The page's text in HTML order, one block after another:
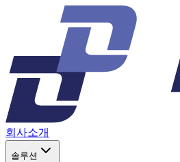
회사소개
솔루션